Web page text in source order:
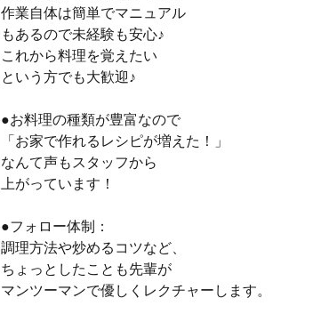
作業自体は簡単でマニュアル
もあるので未経験も安心♪
これから料理を覚えたい
という方でも大歓迎♪
●お料理の種類が豊富なので
「お家で作れるレシピが増えた！」
なんて声もスタッフから
上がっています！
●フォロー体制：
調理方法や炒めるコツなど、
ちょっとしたことも先輩が
マンツーマンで優しくレクチャーします。